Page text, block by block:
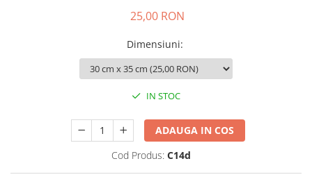
Colier / Pandantiv
Set bijuterii
25,00 RON
Dimensiuni:
IN STOC
ADAUGA IN COS
Cod Produs: C14d